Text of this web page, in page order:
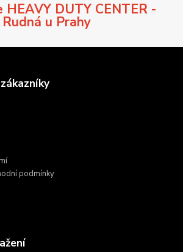
HEAVY DUTY CENTER -
Rudná u Prahy
podmínky